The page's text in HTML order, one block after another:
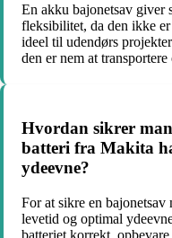
En akku bajonetsav giver
fleksibilitet, da den ikke
ideel til udendørs
den er nem at
Hvordan sikrer
batteri fra Makita
ydeevne?
For at sikre en
levetid og optimal
batteriet korrekt, opbevare